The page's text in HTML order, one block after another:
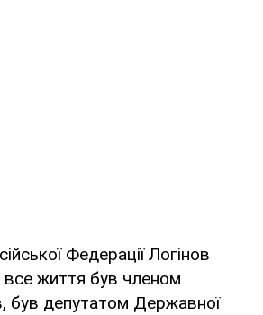
Федерації Логінов
життя був членом
був депутатом Державної